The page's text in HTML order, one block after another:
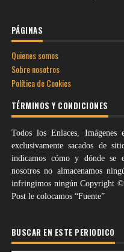
PÁGINAS
Quienes somos
Sobre nosotros
Política de Cookies
TÉRMINOS Y CONDICIONES
Todos los Enlaces,
exclusivamente sacados de
indicamos cómo y dónde se
nosotros no almacenamos
infringimos ningún Copyright
Post le colocamos “Fuente”
BUSCAR EN ESTE PERIODICO